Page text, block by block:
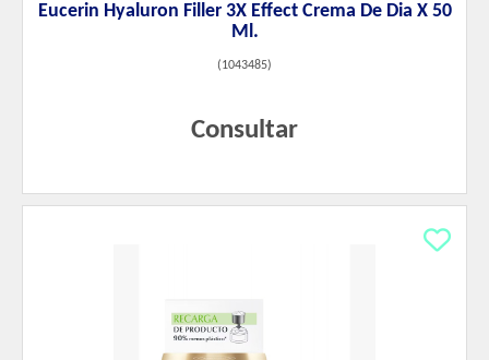
Eucerin Hyaluron Filler 3X Effect Crema De Dia X 50
Ml.
(1043485)
Consultar